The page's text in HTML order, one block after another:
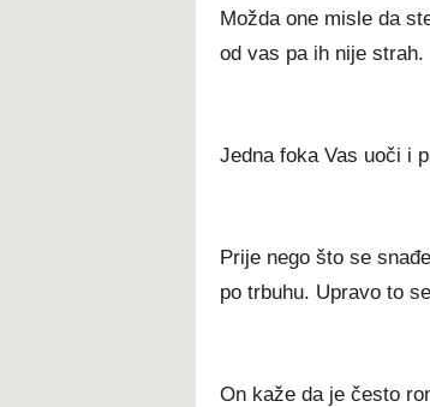
Možda one misle da
od vas pa ih nije strah.
Jedna foka Vas uoči i
Prije nego što se
po trbuhu. Upravo to
On kaže da je često